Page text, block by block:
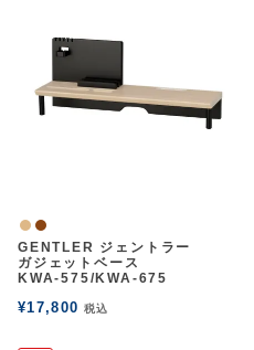
ナチュラル
ウォルナット
GENTLER ジェントラー
ガジェットベース
KWA-575/KWA-675
¥17,800 税込